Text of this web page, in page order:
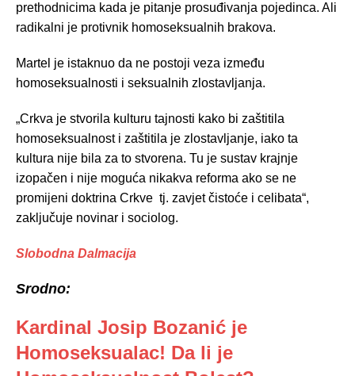
prethodnicima kada je pitanje prosuđivanja pojedinca. Ali
radikalni je protivnik homoseksualnih brakova.
Martel je istaknuo da ne postoji veza između
homoseksualnosti i seksualnih zlostavljanja.
„Crkva je stvorila kulturu tajnosti kako bi zaštitila
homoseksualnost i zaštitila je zlostavljanje, iako ta
kultura nije bila za to stvorena. Tu je sustav krajnje
izopačen i nije moguća nikakva reforma ako se ne
promijeni doktrina Crkve tj. zavjet čistoće i celibata“,
zaključuje novinar i sociolog.
Slobodna Dalmacija
Srodno:
Kardinal Josip Bozanić je
Homoseksualac! Da li je